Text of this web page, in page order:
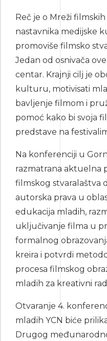
Reč je o Mreži
nastavnika medijske
promoviše filmsko
Jedan od osnivača
centar. Krajnji cilj je
kulturu, motivisati
bavljenje filmom i
pomoć kako bi svoja
predstave na
Na konferenciji u
razmatrana aktuelna
filmskog stvaralaštva
autorska prava u
edukacija mladih,
uključivanje filma u
formalnog
kreira i potvrdi
procesa filmskog
mladih za kreativni
Otvaranje 4.
mladih YCN biće
Drugog